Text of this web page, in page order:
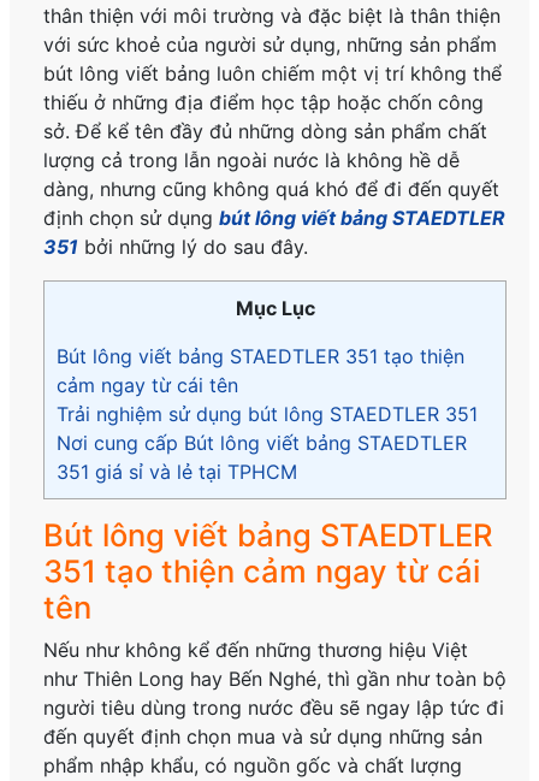
thân thiện với môi trường và đặc biệt là thân thiện
với sức khoẻ của người sử dụng, những sản phẩm
bút lông viết bảng luôn chiếm một vị trí không thể
thiếu ở những địa điểm học tập hoặc chốn công
sở. Để kể tên đầy đủ những dòng sản phẩm chất
lượng cả trong lẫn ngoài nước là không hề dễ
dàng, nhưng cũng không quá khó để đi đến quyết
định chọn sử dụngbút lông viết bảng STAEDTLER
351 bởi những lý do sau đây.
Mục Lục
Bút lông viết bảng STAEDTLER 351 tạo thiện
cảm ngay từ cái tên
Trải nghiệm sử dụng bút lông STAEDTLER 351
Nơi cung cấp Bút lông viết bảng STAEDTLER
351 giá sỉ và lẻ tại TPHCM
Bút lông viết bảng STAEDTLER
351 tạo thiện cảm ngay từ cái
tên
Nếu như không kể đến những thương hiệu Việt
như Thiên Long hay Bến Nghé, thì gần như toàn bộ
người tiêu dùng trong nước đều sẽ ngay lập tức đi
đến quyết định chọn mua và sử dụng những sản
phẩm nhập khẩu, có nguồn gốc và chất lượng